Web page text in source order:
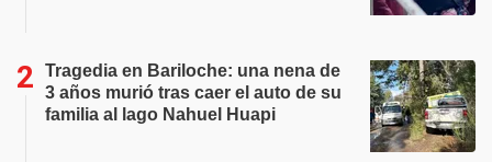
Tragedia en Bariloche: una nena de
3 años murió tras caer el auto de su
familia al lago Nahuel Huapi